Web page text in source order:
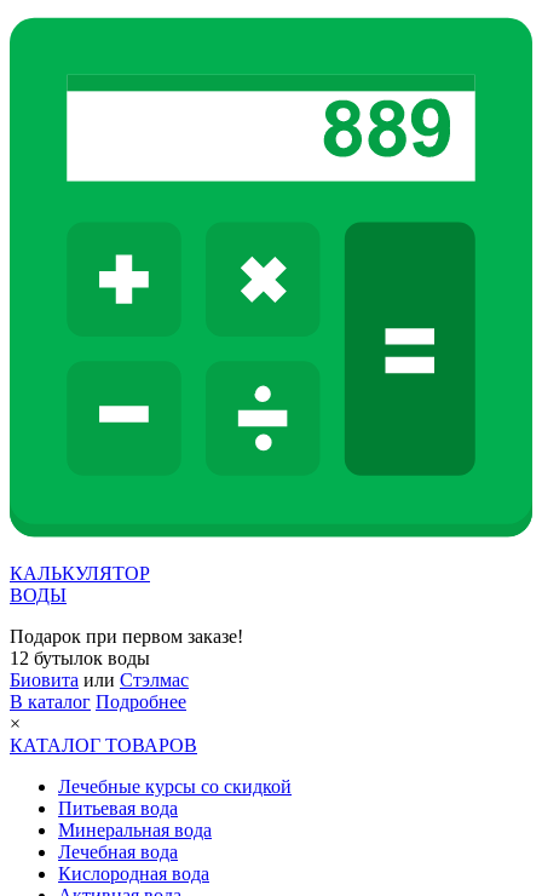
КАЛЬКУЛЯТОР
ВОДЫ
Подарок при первом заказе!
12 бутылок воды
Биовита или Стэлмас
В каталог Подробнее
×
КАТАЛОГ ТОВАРОВ
Лечебные курсы со скидкой
Питьевая вода
Минеральная вода
Лечебная вода
Кислородная вода